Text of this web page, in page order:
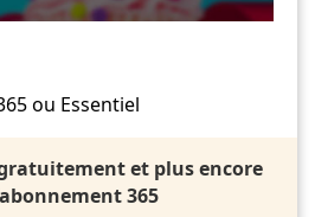
ou Essentiel
et plus encore
365